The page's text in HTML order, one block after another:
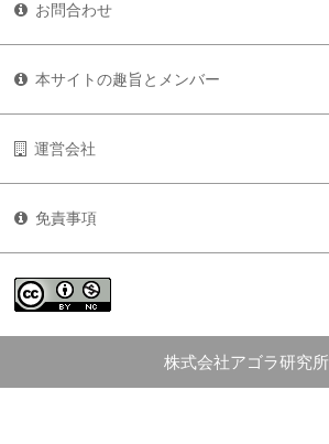
お問合わせ
本サイトの趣旨とメンバー
運営会社
免責事項
株式会社アゴラ研究所